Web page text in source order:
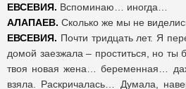
ЕВСЕВИЯ. Вспоминаю… иногда…
АЛАПАЕВ. Сколько же мы не
ЕВСЕВИЯ. Почти тридцать лет. Я
домой заезжала – проститься, но ты
твоя новая жена… беременная…
взяла. Раскричалась… Думала,